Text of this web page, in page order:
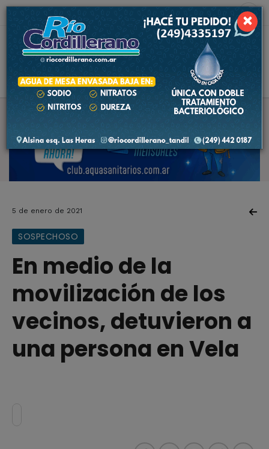
2.6 ºC
5 de enero de 2021
SOSPECHOSO
En medio de la
movilización de los
vecinos, detuvieron a
una persona en Vela
×